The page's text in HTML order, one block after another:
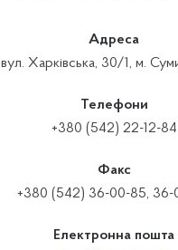
Адреса
вул. Харківська, 30/1, м.
Телефони
+380 (542) 22-12-84
Факс
+380 (542) 36-00-85, 36-
Електронна пошта